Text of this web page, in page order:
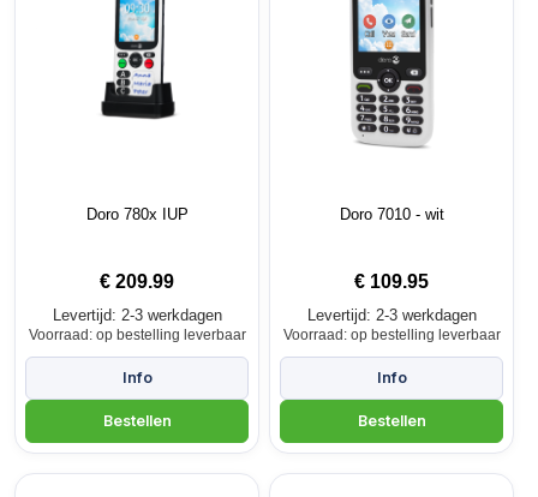
Doro 780x IUP
€ 209.99
Levertijd: 2-3 werkdagen
Voorraad: op bestelling leverbaar
Doro 7010 - wit
€ 109.95
Levertijd: 2-3 werkdagen
Voorraad: op bestelling leverbaar